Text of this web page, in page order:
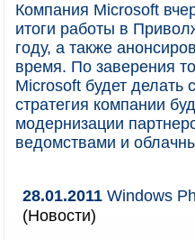
Компания Microsoft
итоги работы в
году, а также
время. По заверения
Microsoft будет
стратегия компании
модернизации
ведомствами и
28.01.2011 Windows
(Новости)